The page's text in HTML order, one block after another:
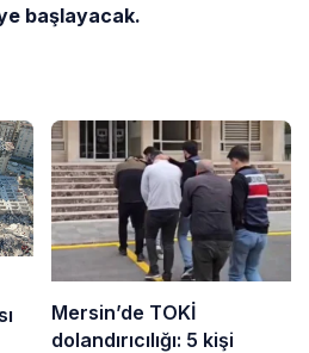
başlayacak.
Mersin’de TOKİ
dolandırıcılığı: 5 kişi